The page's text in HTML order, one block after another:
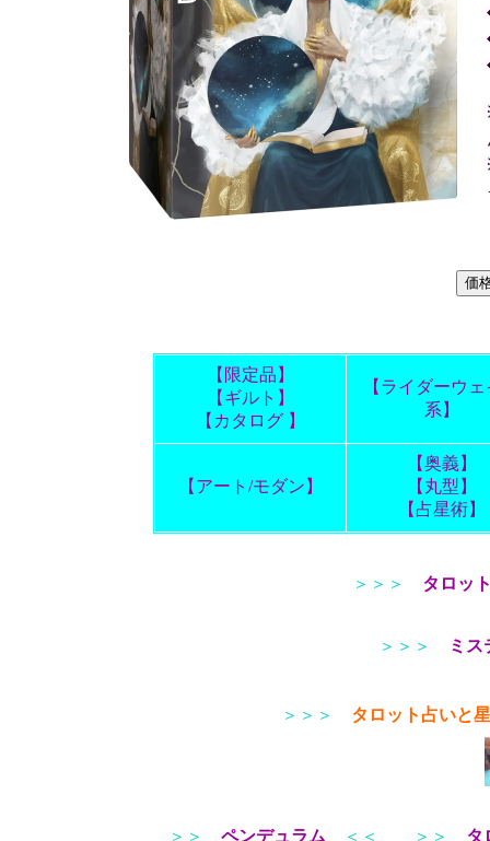
【限定品】
【ギルト】
【カタログ 】
【ライダーウ
系】
【アート/モダン】
【奥義】
【丸型】
【占星術】
＞＞＞ タロッ
＞＞＞ ミス
＞＞＞ タロット占いと
＞＞ ペンデュラム ＜＜ ＞＞ タ